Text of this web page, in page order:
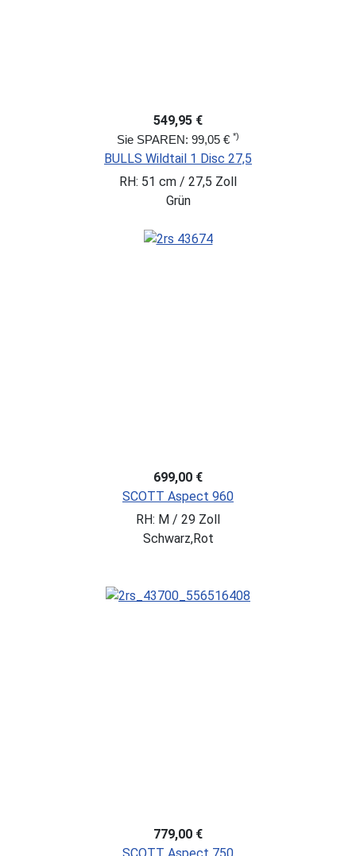
549,95 €
Sie SPAREN: 99,05 € *)
BULLS Wildtail 1 Disc 27,5
RH: 51 cm / 27,5 Zoll
Grün
699,00 €
SCOTT Aspect 960
RH: M / 29 Zoll
Schwarz,Rot
779,00 €